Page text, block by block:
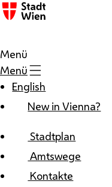
Zum Inhalt
Menü
Menü
English
New in Vienna?
Stadtplan
Amtswege
Kontakte